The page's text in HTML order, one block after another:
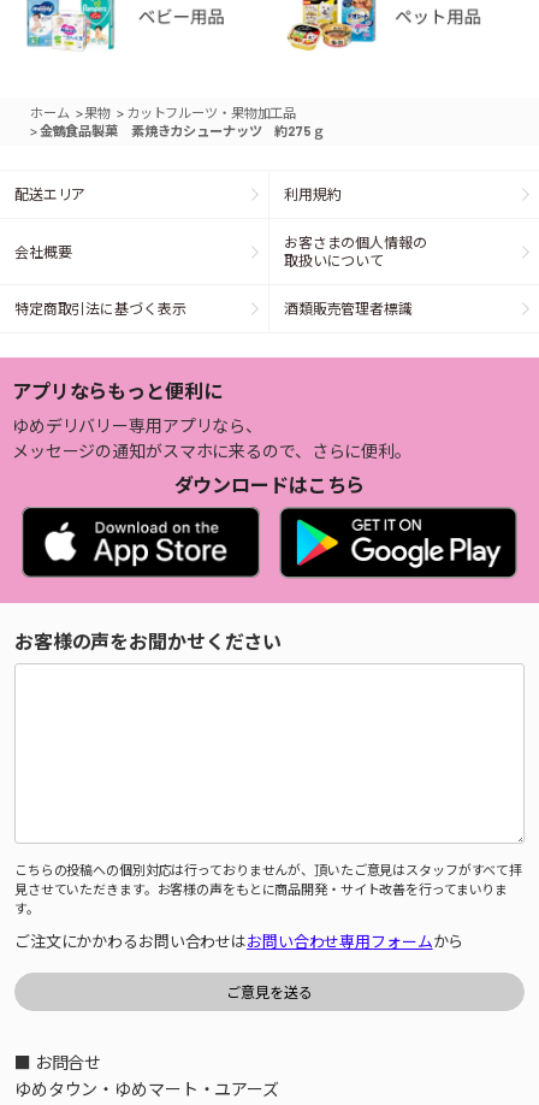
ホーム >果物 > カットフルーツ・果物加工品
>金鶴食品製菓 素焼きカシューナッツ 約275ｇ
配送エリア 利用規約
会社概要
お客さまの個人情報の
取扱いについて
特定商取引法に基づく表示 酒類販売管理者標識
アプリならもっと便利に
ゆめデリバリー専用アプリなら、
メッセージの通知がスマホに来るので、さらに便利。
ダウンロードはこちら
お客様の声をお聞かせください
こちらの投稿への個別対応は行っておりませんが、頂いたご意見はスタッフがすべて拝
見させていただきます。お客様の声をもとに商品開発・サイト改善を行ってまいりま
す。
ご注文にかかわるお問い合わせはお問い合わせ専用フォームから
■ お問合せ
ゆめタウン・ゆめマート・ユアーズ